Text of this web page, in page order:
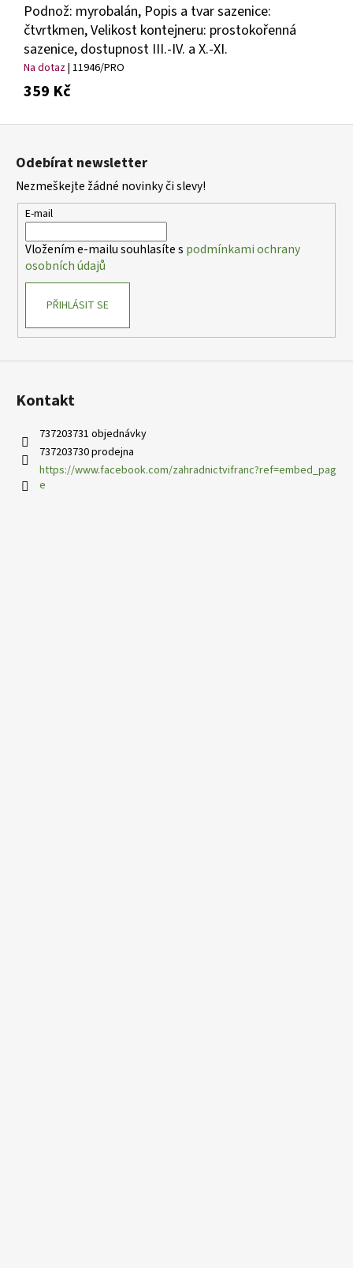
Podnož: myrobalán, Popis a tvar sazenice:
čtvrtkmen, Velikost kontejneru: prostokořenná
sazenice, dostupnost III.-IV. a X.-XI.
Na dotaz| 11946/PRO
359 Kč
Z
Odebírat newsletter
Nezmeškejte žádné novinky či slevy!
E-mail
Vložením e-mailu souhlasíte s podmínkami ochrany
osobních údajů
PŘIHLÁSIT SE
Kontakt
737203731 objednávky
737203730 prodejna
https://www.facebook.com/zahradnictvifranc?ref=embed_pag
e